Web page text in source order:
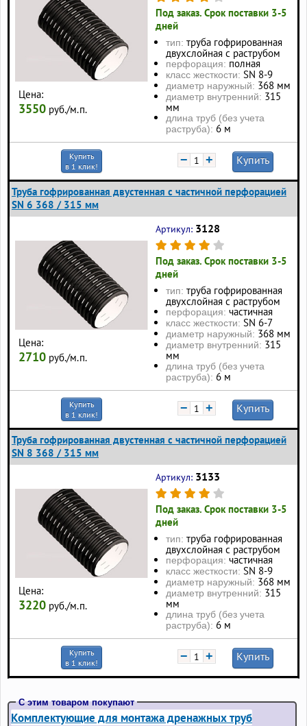
Цена:
3550 руб./м.п.
Под заказ. Срок поставки 3-5
дней
тип: труба гофрированная
двухслойная с раструбом
перфорация: полная
класс жесткости: SN 8-9
диаметр наружный: 368 мм
диаметр внутренний: 315
мм
длина труб (без учета
раструба): 6 м
Купить
в 1 клик!
− + Купить
Труба гофрированная двустенная с частичной перфорацией
SN 6 368 / 315 мм
Цена:
2710 руб./м.п.
Артикул: 3128
Под заказ. Срок поставки 3-5
дней
тип: труба гофрированная
двухслойная с раструбом
перфорация: частичная
класс жесткости: SN 6-7
диаметр наружный: 368 мм
диаметр внутренний: 315
мм
длина труб (без учета
раструба): 6 м
Купить
в 1 клик!
− + Купить
Труба гофрированная двустенная с частичной перфорацией
SN 8 368 / 315 мм
Цена:
3220 руб./м.п.
Артикул: 3133
Под заказ. Срок поставки 3-5
дней
тип: труба гофрированная
двухслойная с раструбом
перфорация: частичная
класс жесткости: SN 8-9
диаметр наружный: 368 мм
диаметр внутренний: 315
мм
длина труб (без учета
раструба): 6 м
Купить
в 1 клик!
− + Купить
С этим товаром покупают
Комплектующие для монтажа дренажных труб